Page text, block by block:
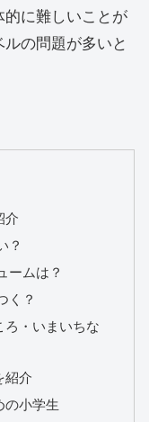
的に難しいことが
の問題が多いと
介
？
ームは？
く？
ろ・いまいちな
紹介
の小学生